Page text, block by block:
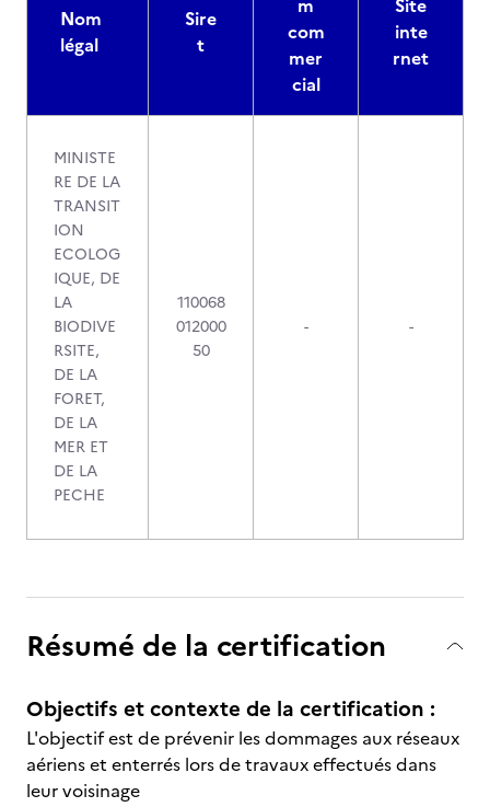
Nom
légal
Sire
t
m
com
mer
cial
Site
inte
rnet
MINISTE
RE DE LA
TRANSIT
ION
ECOLOG
IQUE, DE
LA
BIODIVE
RSITE,
DE LA
FORET,
DE LA
MER ET
DE LA
PECHE
110068
012000
50
- -
Résumé de la certification
Objectifs et contexte de la certification :
L'objectif est de prévenir les dommages aux réseaux
aériens et enterrés lors de travaux effectués dans
leur voisinage